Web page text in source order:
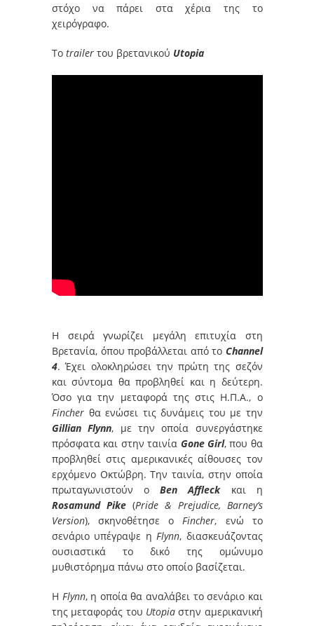
στόχο να πάρει στα χέρια της το
χειρόγραφο.
Το trailer του βρετανικού Utopia
Η σειρά γνωρίζει μεγάλη επιτυχία στη
Βρετανία, όπου προβάλλεται από το Channel
4. Έχει ολοκληρώσει την πρώτη της σεζόν
και σύντομα θα προβληθεί και η δεύτερη.
Όσο για την μεταφορά της στις Η.Π.Α., ο
Fincher θα ενώσει τις δυνάμεις του με την
Gillian Flynn, με την οποία συνεργάστηκε
πρόσφατα και στην ταινία Gone Girl, που θα
προβληθεί στις αμερικανικές αίθουσες τον
ερχόμενο Οκτώβρη. Την ταινία, στην οποία
πρωταγωνιστούν οBen Affleckκαι η
Rosamund Pike (Pride & Prejudice, Barney’s
Version), σκηνοθέτησε οFincher, ενώ το
σενάριο υπέγραψε ηFlynn, διασκευάζοντας
ουσιαστικά το δικό της ομώνυμο
μυθιστόρημα πάνω στο οποίο βασίζεται.
Η Flynn, η οποία θα αναλάβει το σενάριο και
της μεταφοράς του Utopia στην αμερικανική